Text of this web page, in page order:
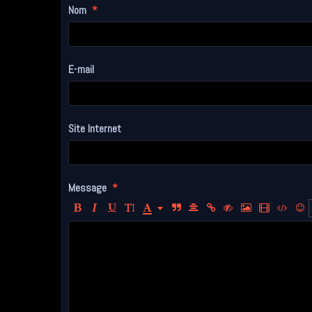
Nom
E-mail
Site Internet
Message